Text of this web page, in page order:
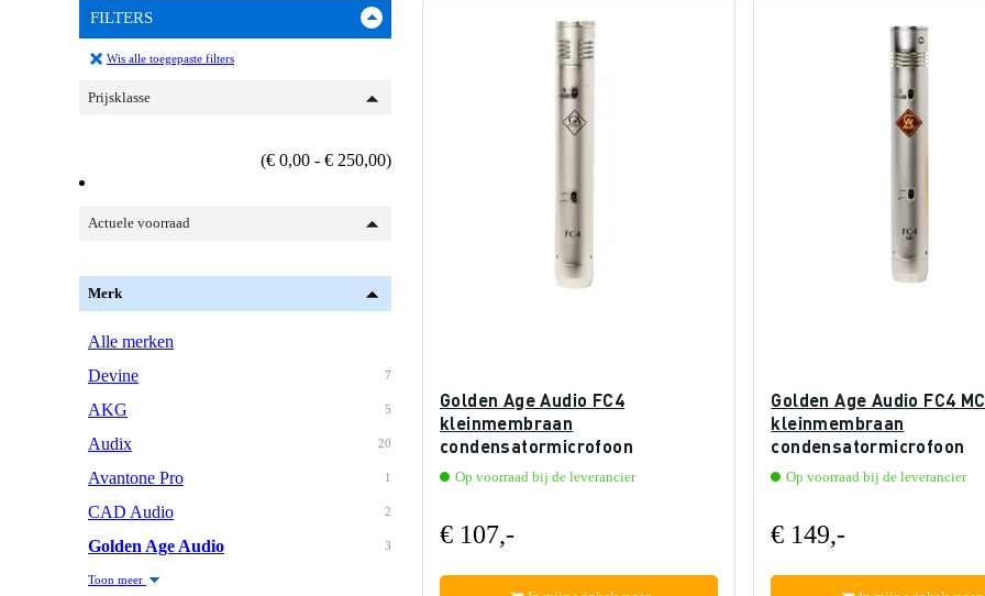
FILTERS
Wis alle toegepaste filters
Prijsklasse
(€ 0,00 - € 250,00)
Actuele voorraad
Merk
Alle merken
7
Devine
5
AKG
20
Audix
1
Avantone Pro
2
CAD Audio
3
Golden Age Audio
Toon meer
Golden Age Audio FC4
kleinmembraan
condensatormicrofoon
Op voorraad bij de leverancier
€ 107,-
Golden Age Audio FC4 MC
kleinmembraan
condensatormicrofoon
Op voorraad bij de leverancier
€ 149,-